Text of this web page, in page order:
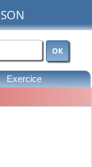
OK
Exercice